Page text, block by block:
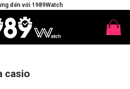
đến với 1989Watch
casio